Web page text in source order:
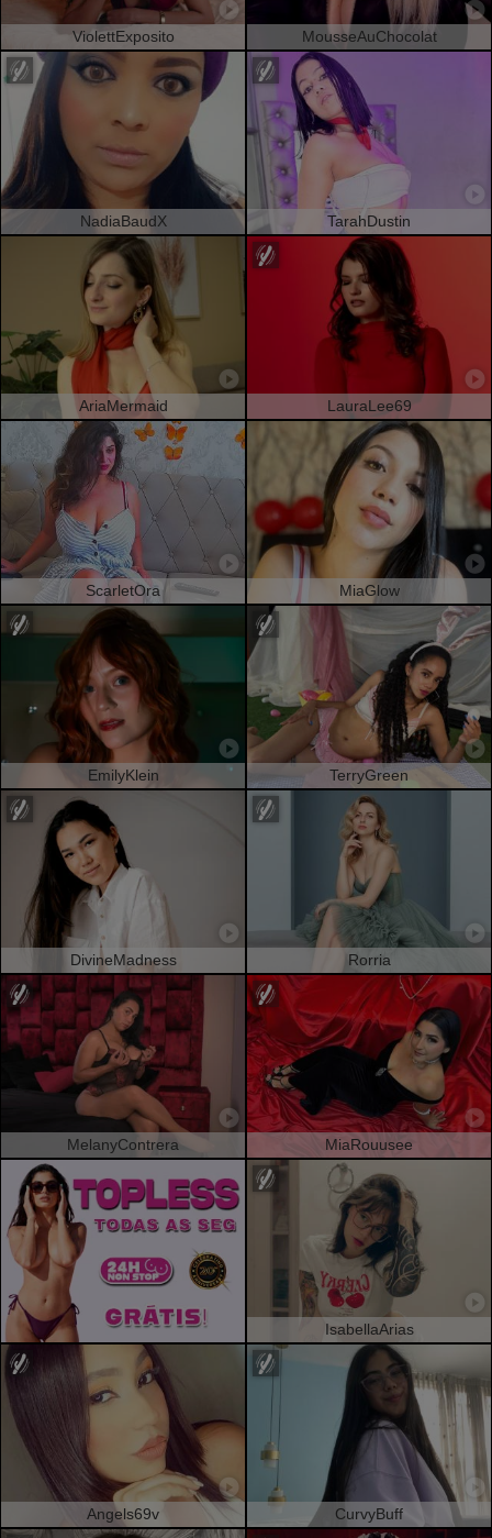
ViolettExposito MousseAuChocolat
NadiaBaudX TarahDustin
AriaMermaid LauraLee69
ScarletOra MiaGlow
EmilyKlein TerryGreen
DivineMadness Rorria
MelanyContrera MiaRouusee
IsabellaArias
Angels69v CurvyBuff